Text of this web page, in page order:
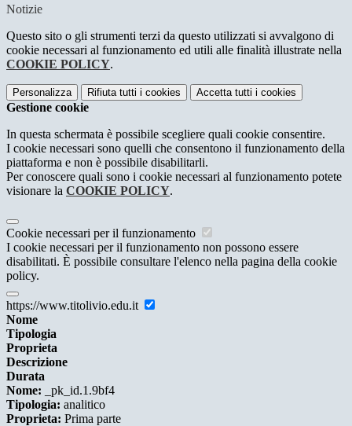
Notizie
Questo sito o gli strumenti terzi da questo utilizzati si avvalgono di
cookie necessari al funzionamento ed utili alle finalità illustrate nella
COOKIE POLICY.
Personalizza Rifiuta tutti i cookies Accetta tutti i cookies
Gestione cookie
In questa schermata è possibile scegliere quali cookie consentire.
I cookie necessari sono quelli che consentono il funzionamento della
piattaforma e non è possibile disabilitarli.
Per conoscere quali sono i cookie necessari al funzionamento potete
visionare la COOKIE POLICY.
Cookie necessari per il funzionamento
I cookie necessari per il funzionamento non possono essere
disabilitati. È possibile consultare l'elenco nella pagina della cookie
policy.
https://www.titolivio.edu.it
Nome
Tipologia
Proprieta
Descrizione
Durata
Nome: _pk_id.1.9bf4
Tipologia: analitico
Proprieta: Prima parte